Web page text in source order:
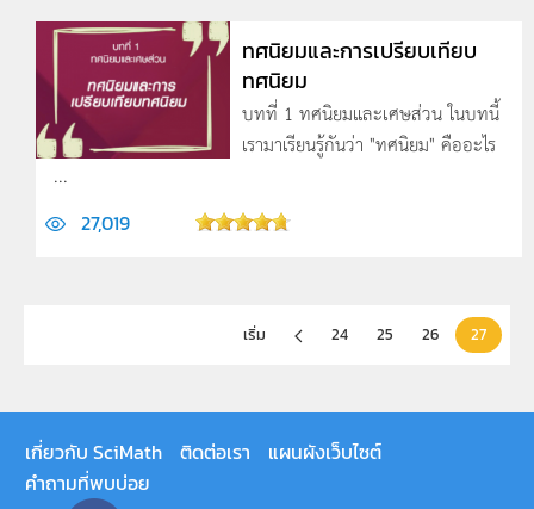
ทศนิยมและการเปรียบเทียบ
ทศนิยม
บทที่ 1 ทศนิยมและเศษส่วน ในบทนี้
เรามาเรียนรู้กันว่า "ทศนิยม" คืออะไร
...
27,019
เริ่ม 24 25 26 27
เกี่ยวกับ SciMath ติดต่อเรา
แผนผังเว็บไซต์
คำถามที่พบบ่อย